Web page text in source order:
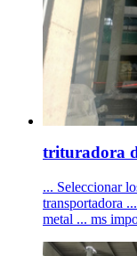
trituradora
... Seleccionar
transportadora
metal ... ms